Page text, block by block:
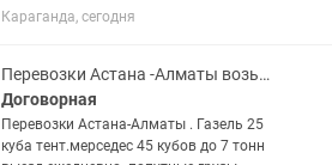
Мерседес 45 кубов - 7 тонн Имеются
Караганда, сегодня
Перевозки Астана -Алматы возьму попутный груз Газель.
Договорная
Перевозки Астана-Алматы . Газель 25
куба тент.мерседес 45 кубов до 7 тонн